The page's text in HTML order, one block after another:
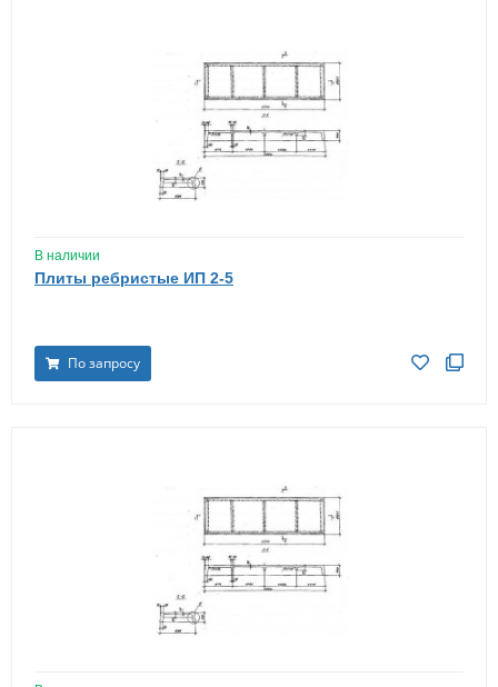
В наличии
Плиты ребристые ИП 2-5
По запросу